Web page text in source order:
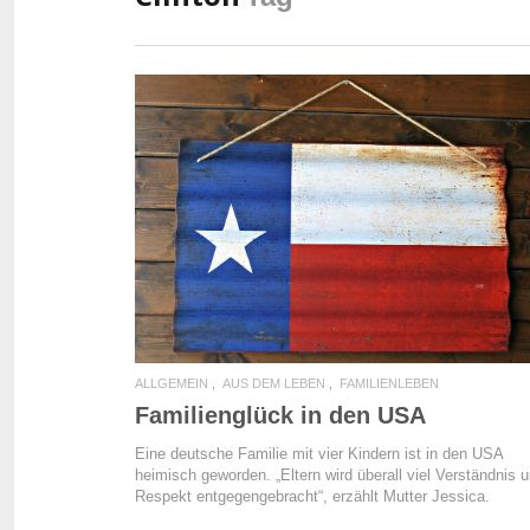
READ MORE
ALLGEMEIN AUS DEM LEBEN FAMILIENLEBEN
Familienglück in den USA
Eine deutsche Familie mit vier Kindern ist in den USA
heimisch geworden. „Eltern wird überall viel Verständnis
Respekt entgegengebracht“, erzählt Mutter Jessica.